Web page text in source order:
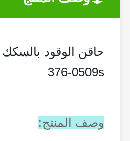
376-0509s
وصف المنتج: